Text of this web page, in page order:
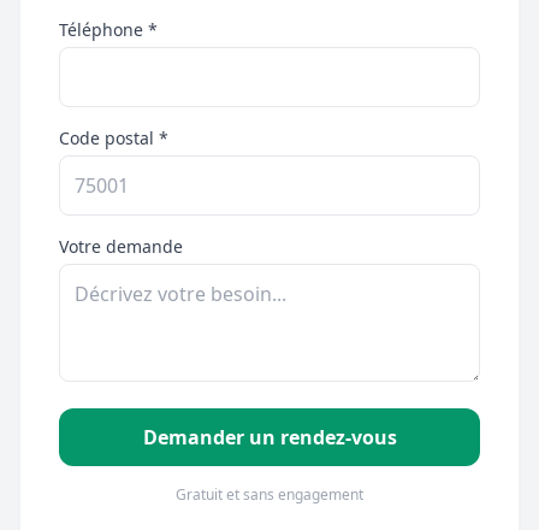
Téléphone *
Code postal *
Votre demande
Demander un rendez-vous
Gratuit et sans engagement